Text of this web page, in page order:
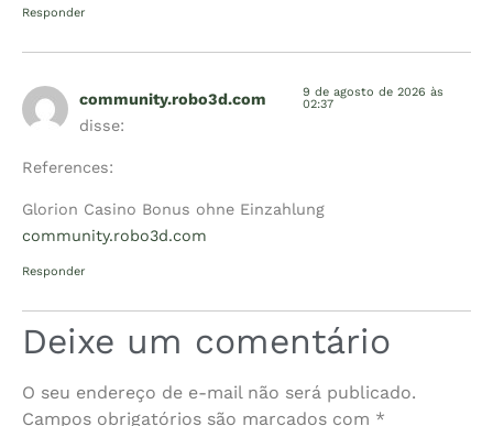
Responder
community.robo3d.com
disse:
9 de agosto de 2026 às
02:37
References:
Glorion Casino Bonus ohne Einzahlung
community.robo3d.com
Responder
Deixe um comentário
O seu endereço de e-mail não será publicado.
Campos obrigatórios são marcados com *